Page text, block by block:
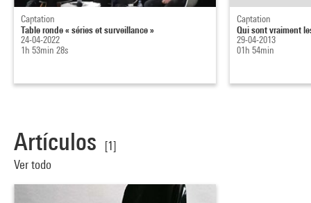
Captation
Table ronde « séries et surveillance »
24-04-2022
1h 53min 28s
Captation
Qui sont vraiment
29-04-2013
01h 54min
Artículos
[1]
Ver todo